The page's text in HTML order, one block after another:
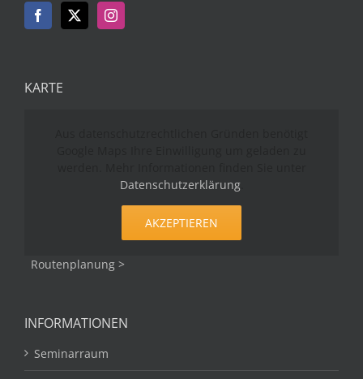
KARTE
Datenschutzerklärung.
AKZEPTIEREN
Routenplanung >
INFORMATIONEN
Seminarraum